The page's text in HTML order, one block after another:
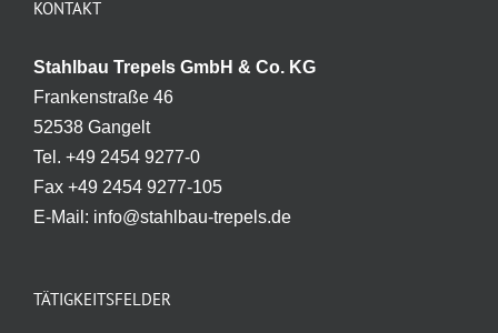
KONTAKT
Stahlbau Trepels GmbH & Co. KG
Frankenstraße 46
52538 Gangelt
Tel. +49 2454 9277-0
Fax +49 2454 9277-105
E-Mail: info@stahlbau-trepels.de
TÄTIGKEITSFELDER